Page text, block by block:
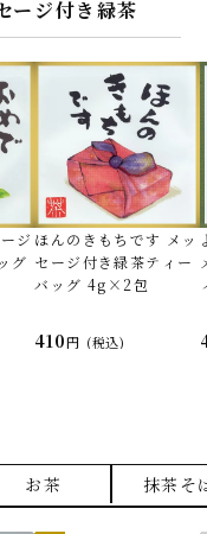
への贈り物に
り、濃厚な
代・女性）
、真っ赤な
ていて、上
。
抹茶色のトリ
ージ付き緑茶
ジ
グ
ほんのきもちです メッ
セージ付き緑茶ティー
バッグ 4g×2包
410 (税込)
お茶 抹茶そ